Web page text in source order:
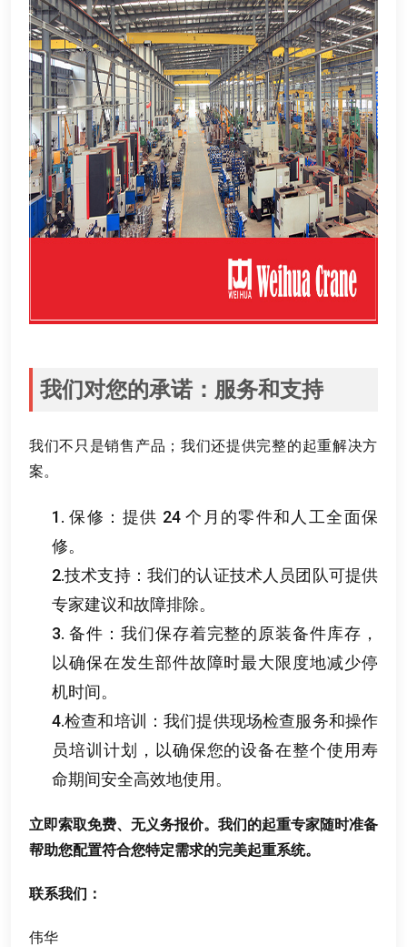
我们对您的承诺： 服务和支持
我们不只是销售产品 ； 我们还提供完整的起重解决方
案。
1.保修 ： 提供 24个月的零件和人工全面保
修。
2.技术支持： 我们的认证技术人员团队可提供
专家建议和故障排除。
3. 备件 ： 我们保存着完整的原装备件库存 ，
以确保在发生部件故障时最大限度地减少停
机时间。
4.检查和培训 ：我们提供现场检查服务和操作
员培训计划
， 以确保您的设备在整个使用寿
命期间安全高效地使用 。
立即索取免费、 无义务报价。 我们的起重专家随时准备
帮助您配置符合您特定需求的完美起重系统。
联系我们 ：
伟华